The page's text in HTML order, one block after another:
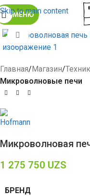
Skip to main content
МЕНЮ
Click to enlarge
Главная Магазин
Микроволновые печи
Микроволновая
1 275 750 UZS
БРЕНД